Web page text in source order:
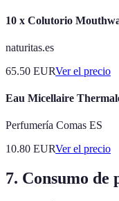
10 x Colutorio
naturitas.es
65.50 EURVer el precio
Eau Micellaire
Perfumería Comas ES
10.80 EURVer el precio
7. Consumo de